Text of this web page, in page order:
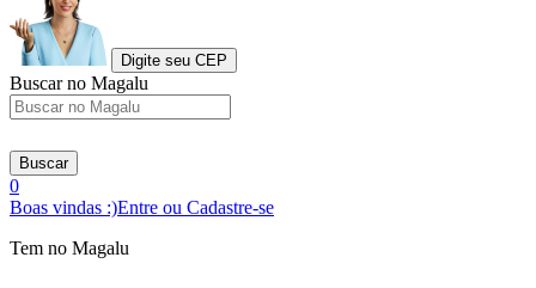
Digite seu CEP
Buscar no Magalu
Buscar
0
Boas vindas :)Entre ou Cadastre-se
Tem no Magalu